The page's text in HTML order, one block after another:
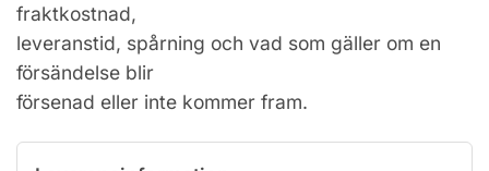
fraktkostnad,
leveranstid, spårning och vad som gäller om en
försändelse blir
försenad eller inte kommer fram.